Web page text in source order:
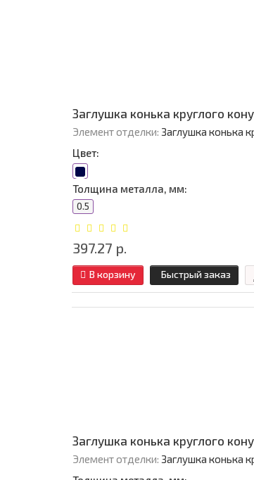
Заглушка конька круглого
Элемент отделки: Заглушка конька
Цвет:
Толщина металла, мм:
0.5
397.27 р.
В корзину Быстрый заказ
Заглушка конька круглого
Элемент отделки: Заглушка конька